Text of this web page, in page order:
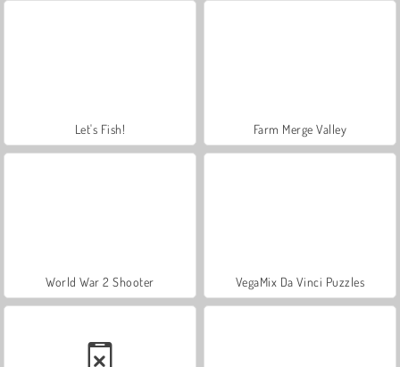
Let's Fish! Farm Merge Valley
World War 2 Shooter VegaMix Da Vinci Puzzles